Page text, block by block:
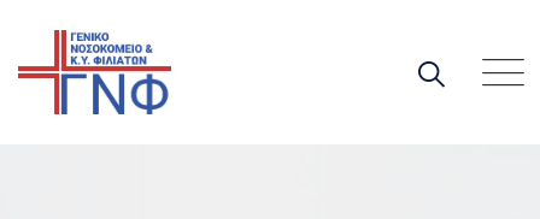
content